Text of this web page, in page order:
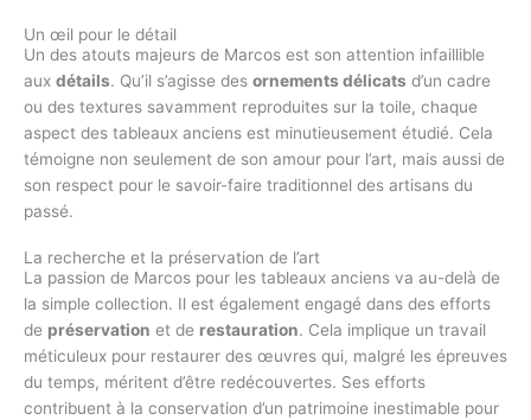
Un œil pour le détail
Un des atouts majeurs de Marcos est son attention infaillible
aux détails. Qu’il s’agisse des ornements délicats d’un cadre
ou des textures savamment reproduites sur la toile, chaque
aspect des tableaux anciens est minutieusement étudié. Cela
témoigne non seulement de son amour pour l’art, mais aussi de
son respect pour le savoir-faire traditionnel des artisans du
passé.
La recherche et la préservation de l’art
La passion de Marcos pour les tableaux anciens va au-delà de
la simple collection. Il est également engagé dans des efforts
de préservation et de restauration. Cela implique un travail
méticuleux pour restaurer des œuvres qui, malgré les épreuves
du temps, méritent d’être redécouvertes. Ses efforts
contribuent à la conservation d’un patrimoine inestimable pour